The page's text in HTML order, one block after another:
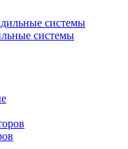
системы